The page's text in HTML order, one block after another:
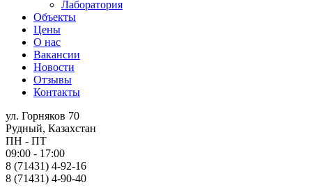
Лаборатория
Объекты
Цены
О нас
Вакансии
Новости
Отзывы
Контакты
ул. Горняков 70
Рудный, Казахстан
ПН - ПТ
09:00 - 17:00
8 (71431) 4-92-16
8 (71431) 4-90-40